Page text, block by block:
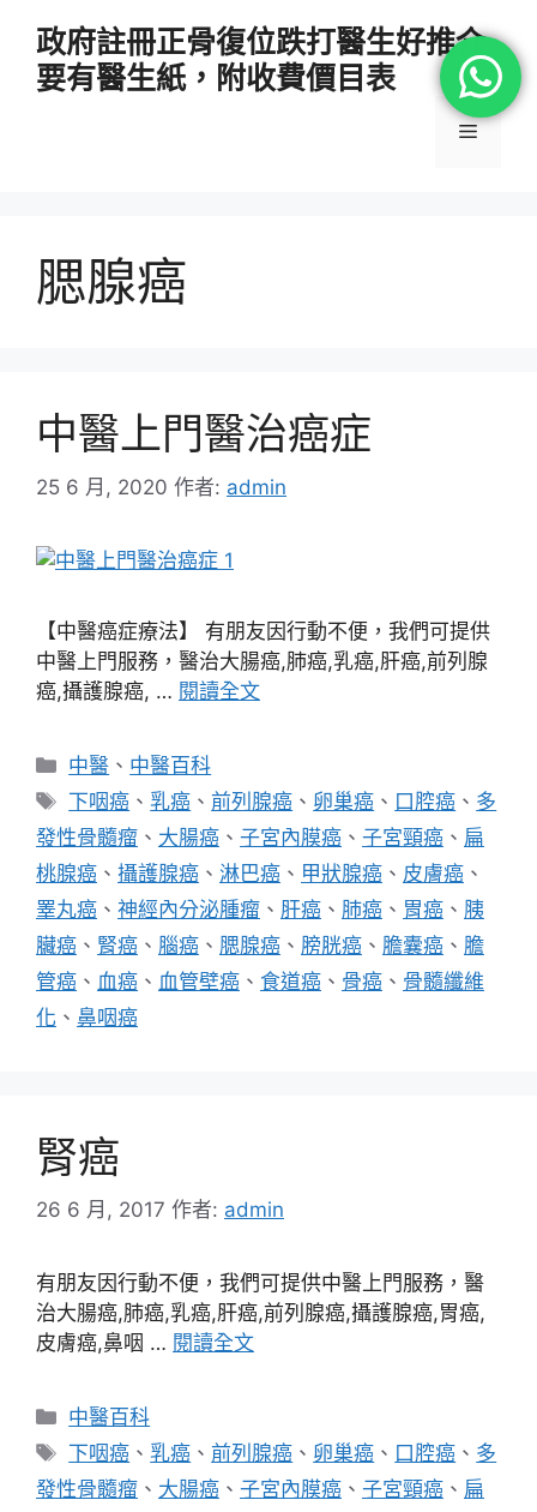
政府註冊正骨復位跌打醫生好推介
要有醫生紙，附收費價目表
選
腮腺癌
中醫上門醫治癌症
25 6 月, 2020 作者: admin
【中醫癌症療法】 有朋友因行動不便，我們可提供
中醫上門服務，醫治大腸癌,肺癌,乳癌,肝癌,前列腺
癌,攝護腺癌, … 閱讀全文
分
類
中醫 、 中醫百科
標
籤
下咽癌 、 乳癌 、前列腺癌 、 卵巢癌 、 口腔癌 、 多
發性骨髓瘤 、 大腸癌 、 子宮內膜癌 、 子宮頸癌 、 扁
桃腺癌 、 攝護腺癌 、 淋巴癌 、 甲狀腺癌 、 皮膚癌 、
睪丸癌 、 神經內分泌腫瘤 、 肝癌 、 肺癌 、 胃癌 、 胰
臟癌 、 腎癌 、 腦癌 、 腮腺癌 、 膀胱癌 、 膽囊癌 、 膽
管癌 、 血癌 、 血管壁癌 、 食道癌 、 骨癌 、 骨髓纖維
化 、 鼻咽癌
腎癌
26 6 月, 2017 作者: admin
有朋友因行動不便，我們可提供中醫上門服務，醫
治大腸癌,肺癌,乳癌,肝癌,前列腺癌,攝護腺癌,胃癌,
皮膚癌,鼻咽 … 閱讀全文
分
類
中醫百科
標
籤
下咽癌 、 乳癌 、前列腺癌 、 卵巢癌 、 口腔癌 、 多
發性骨髓瘤 、 大腸癌 、 子宮內膜癌 、 子宮頸癌 、 扁